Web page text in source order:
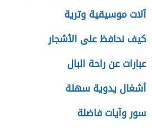
آلات موسيقية وترية
كيف نحافظ على الأشجار
عبارات عن راحة البال
أشغال يدوية سهلة
سور وآيات فاضلة